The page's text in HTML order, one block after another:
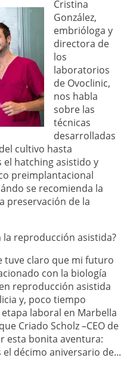
Cristina
González,
embrióloga y
directora de
los
laboratorios
de Ovoclinic,
nos habla
sobre las
técnicas
desarrolladas
cultivo hasta
el hatching asistido y
preimplantacional
se recomienda la
preservación de la
reproducción asistida?
tuve claro que mi futuro
con la biología
reproducción asistida
y, poco tiempo
laboral en Marbella
Criado Scholz –CEO de
esta bonita aventura:
el décimo aniversario de...